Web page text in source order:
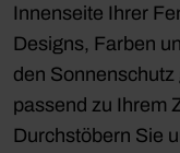
Innenseite Ihrer
Designs, Farben
den
passend zu Ihrem
Durchstöbern Sie